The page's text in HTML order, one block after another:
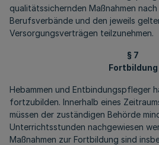
qualitätssichernden Maßnahmen
Berufsverbände und den jeweils
Versorgungsverträgen teilzunehmen.
§ 7
Fortbildung
Hebammen und Entbindungspfleger
fortzubilden. Innerhalb eines
müssen der zuständigen Behörde
Unterrichtsstunden nachgewiesen
Maßnahmen zur Fortbildung sind